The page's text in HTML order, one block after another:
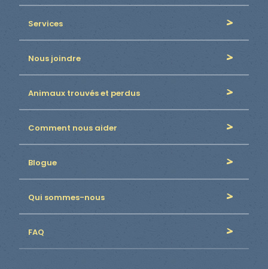
Services
Nous joindre
Animaux trouvés et perdus
Comment nous aider
Blogue
Qui sommes-nous
FAQ